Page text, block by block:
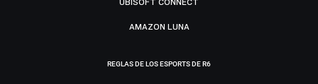
AMAZON LUNA
REGLAS DE LOS ESPORTS DE R6